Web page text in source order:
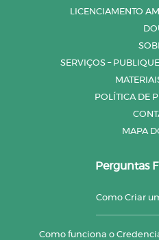
LICENCIAMENTO
SERVIÇOS –
POLÍTICA DE
MAPA
Perguntas
Como Criar
Como funciona o